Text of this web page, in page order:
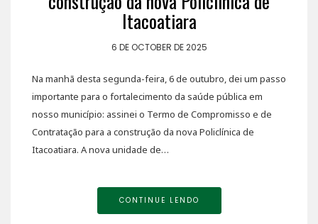
Itacoatiara
6 DE OCTOBER DE 2025
Na manhã desta segunda-feira, 6 de outubro, dei um passo
importante para o fortalecimento da saúde pública em
nosso município: assinei o Termo de Compromisso e de
Contratação para a construção da nova Policlínica de
Itacoatiara. A nova unidade de…
CONTINUE LENDO